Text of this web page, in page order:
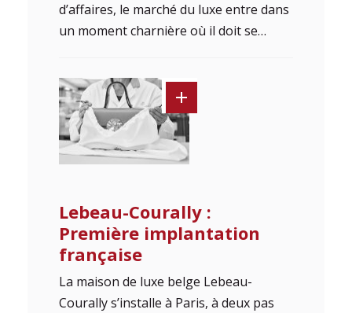
d’affaires, le marché du luxe entre dans
un moment charnière où il doit se…
Lebeau-Courally :
Première implantation
française
La maison de luxe belge Lebeau-
Courally s’installe à Paris, à deux pas